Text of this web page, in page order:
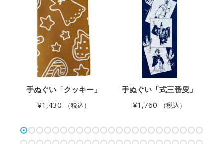
手ぬぐい「クッキー」
¥1,430 （税込）
手ぬぐい「式三番叟」
¥1,760 （税込）